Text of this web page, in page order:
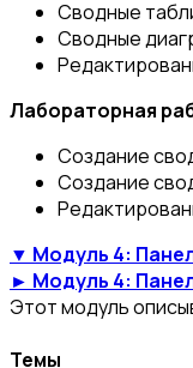
Сводные
Сводные
Лабораторная
Создание
Создание
▼ Модуль 4:
► Модуль 4:
Этот модуль
Темы